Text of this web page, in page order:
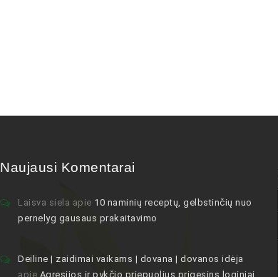
Naujausi Komentarai
Laisva siela apie 10 naminių receptų, gelbstinčių nuo
pernelyg gausaus prakaitavimo
Deiline | zaidimai vaikams | dovana | dovanos idėja
apie Agresijos ir pykčio priepuolius prigesins loginiai